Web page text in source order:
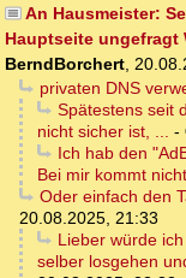
An Hausmeister:
Hauptseite ungefragt
BerndBorchert,
privaten DNS
Spätestens seit
nicht sicher ist, ... -
Ich hab den
Bei mir kommt
Oder einfach den
20.08.2025, 21:33
Lieber würde
selber losgehen